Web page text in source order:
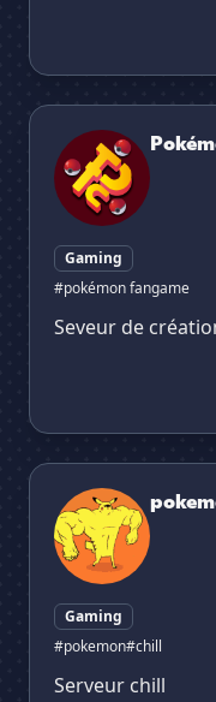
Pokémon Fangame
Gaming
#pokémon fangame
Seveur de
pokemon
Gaming
#pokemon#chill
Serveur chill